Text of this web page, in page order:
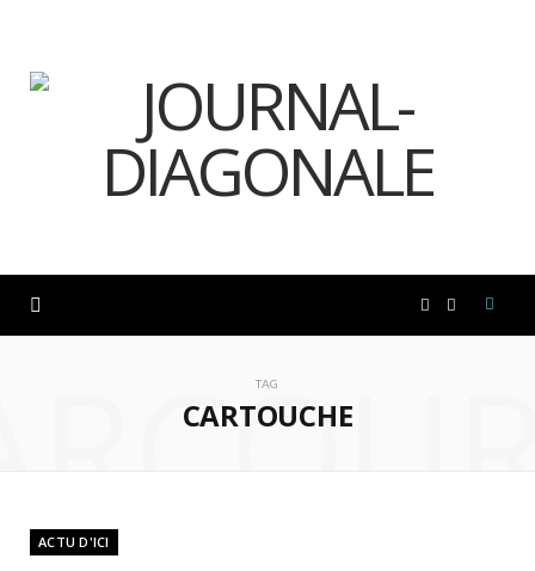
TAG
CARTOUCHE
ACTU D'ICI